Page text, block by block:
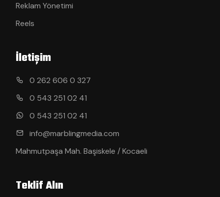
Reklam Yönetimi
Reels
İletişim
0 262 606 0 327
0 543 251 02 41
0 543 251 02 41
info@marblingmedia.com
Mahmutpaşa Mah. Başiskele / Kocaeli
Teklif Alın